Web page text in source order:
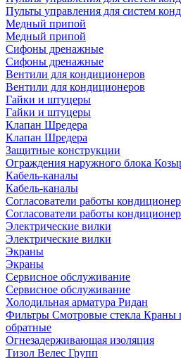
Пульты управления для систем
Медный припой
Медный припой
Сифоны дренажные
Сифоны дренажные
Вентили для кондиционеров
Вентили для кондиционеров
Гайки и штуцеры
Гайки и штуцеры
Клапан Шредера
Клапан Шредера
Защитные конструкции
Ограждения наружного блока
Кабель-каналы
Кабель-каналы
Согласователи работы
Согласователи работы
Электрические вилки
Электрические вилки
Экраны
Экраны
Сервисное обслуживание
Сервисное обслуживание
Холодильная арматура Ридан
Фильтры Смотровые стекла Краны
обратные
Огнезадерживающая изоляция
Тизол Велес Групп